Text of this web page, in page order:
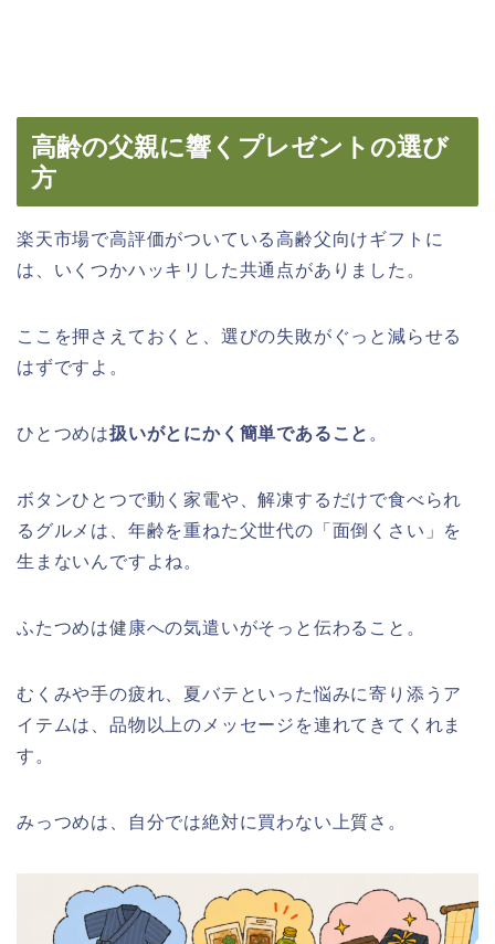
高齢の父親に響くプレゼントの選び
方
楽天市場で高評価がついている高齢父向けギフトに
は、いくつかハッキリした共通点がありました。
ここを押さえておくと、選びの失敗がぐっと減らせる
はずですよ。
ひとつめは扱いがとにかく簡単であること 。
ボタンひとつで動く家電や、解凍するだけで食べられ
るグルメは、年齢を重ねた父世代の「面倒くさい」を
生まないんですよね。
ふたつめは健康への気遣いがそっと伝わること。
むくみや手の疲れ、夏バテといった悩みに寄り添うア
イテムは、品物以上のメッセージを連れてきてくれま
す。
みっつめは、自分では絶対に買わない上質さ。